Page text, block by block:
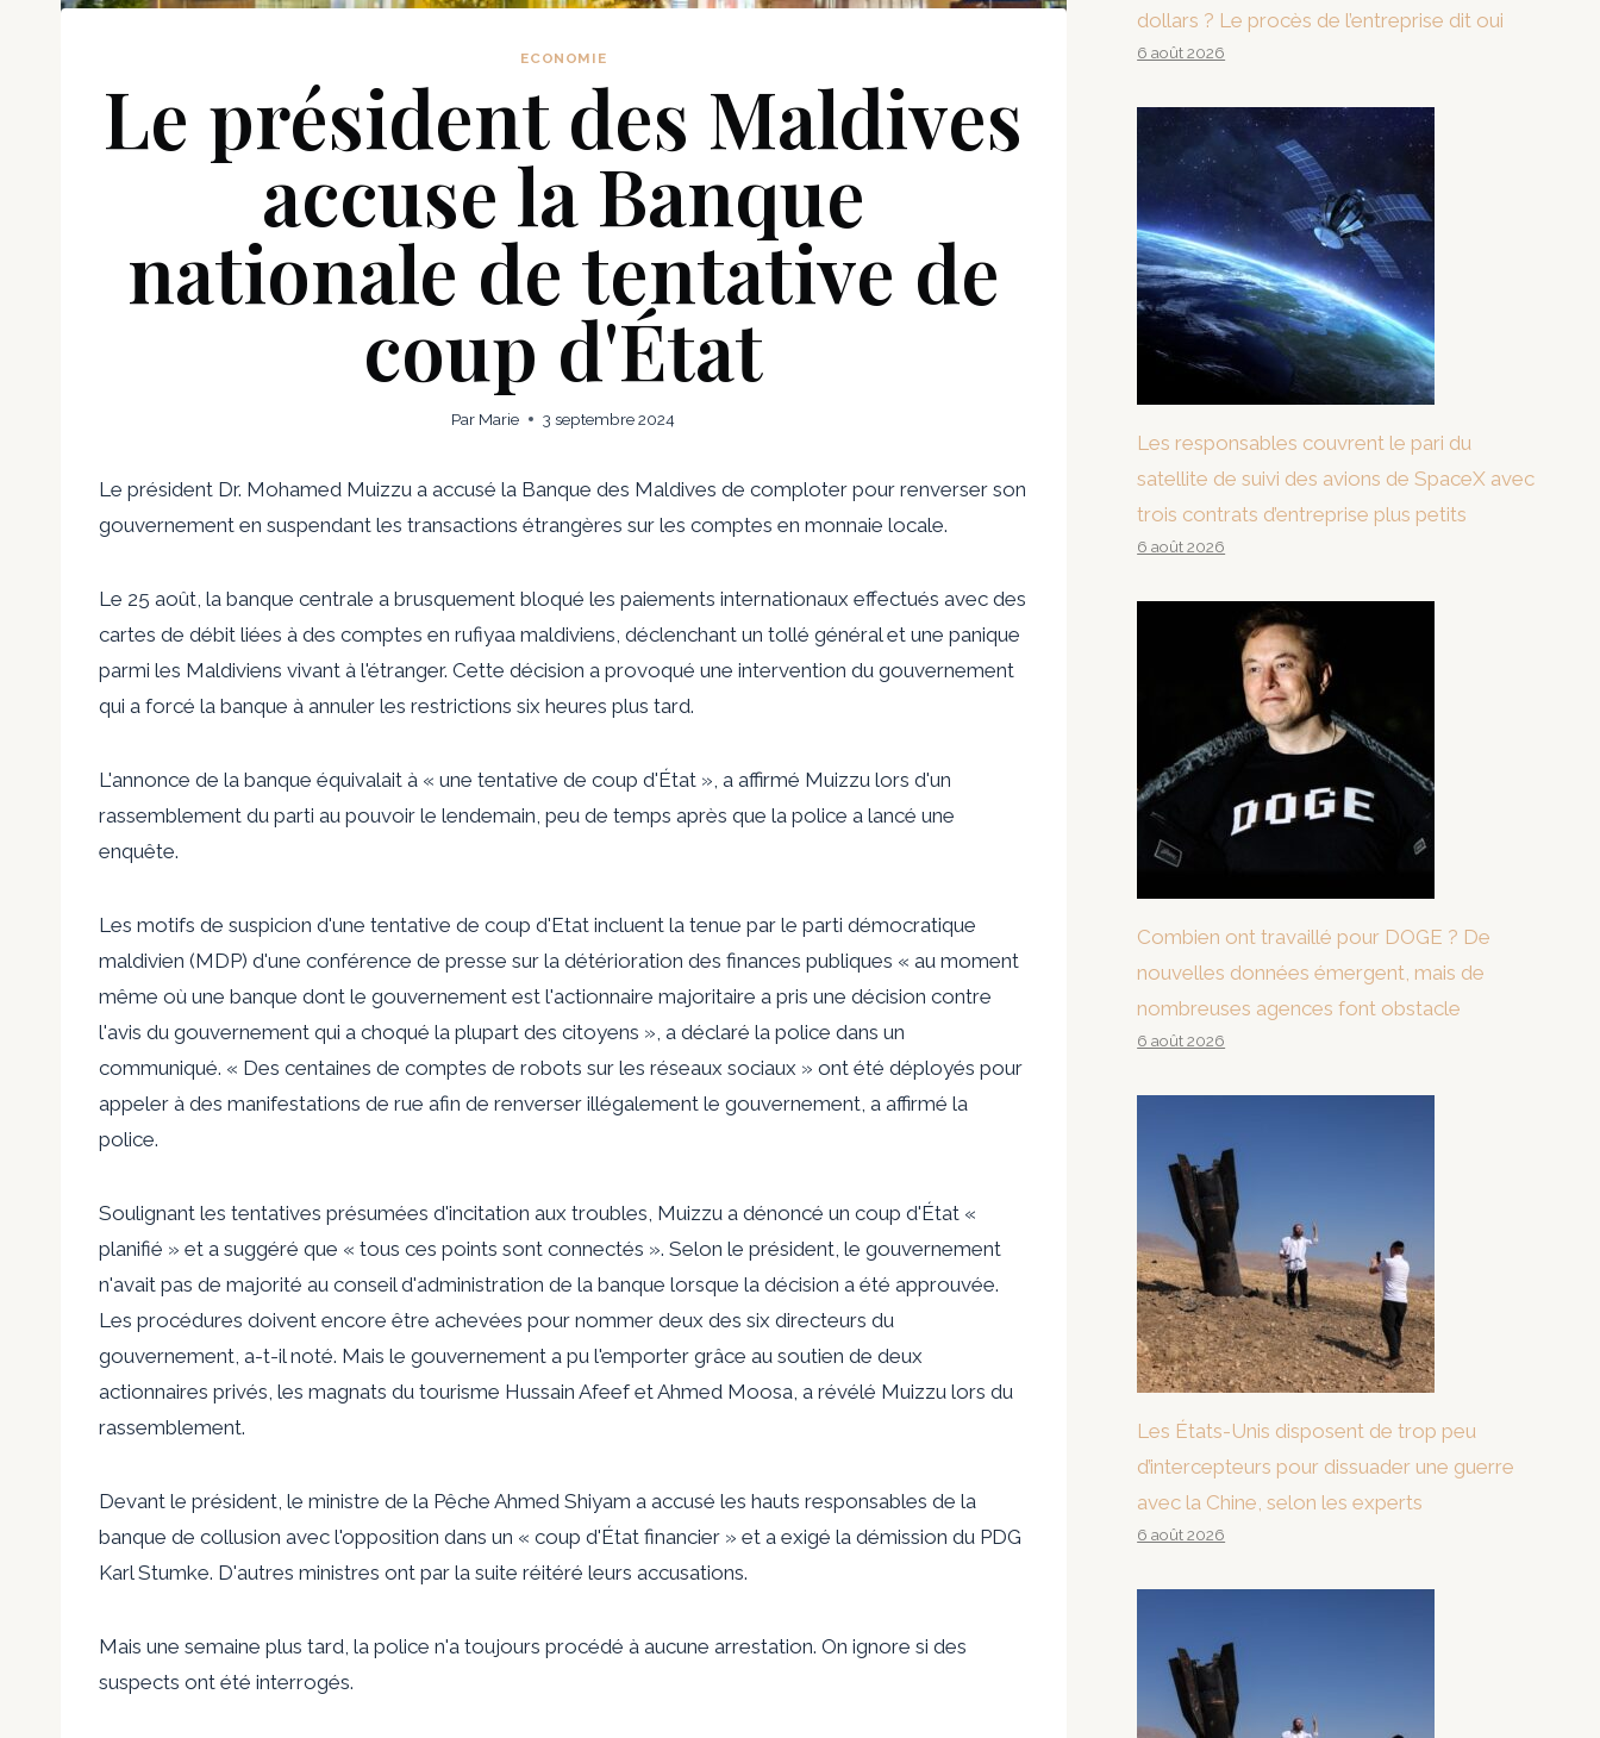
ECONOMIE
Le président des Maldives
accuse la Banque
nationale de tentative de
coup d'État
Par Marie 3 septembre 2024
Le président Dr. Mohamed Muizzu a accusé la Banque des Maldives de comploter pour renverser son
gouvernement en suspendant les transactions étrangères sur les comptes en monnaie locale.
Le 25 août, la banque centrale a brusquement bloqué les paiements internationaux effectués avec des
cartes de débit liées à des comptes en rufiyaa maldiviens, déclenchant un tollé général et une panique
parmi les Maldiviens vivant à l'étranger. Cette décision a provoqué une intervention du gouvernement
qui a forcé la banque à annuler les restrictions six heures plus tard.
L'annonce de la banque équivalait à « une tentative de coup d'État », a affirmé Muizzu lors d'un
rassemblement du parti au pouvoir le lendemain, peu de temps après que la police a lancé une
enquête.
Les motifs de suspicion d'une tentative de coup d'Etat incluent la tenue par le parti démocratique
maldivien (MDP) d'une conférence de presse sur la détérioration des finances publiques « au moment
même où une banque dont le gouvernement est l'actionnaire majoritaire a pris une décision contre
l'avis du gouvernement qui a choqué la plupart des citoyens », a déclaré la police dans un
communiqué. « Des centaines de comptes de robots sur les réseaux sociaux » ont été déployés pour
appeler à des manifestations de rue afin de renverser illégalement le gouvernement, a affirmé la
police.
Soulignant les tentatives présumées d'incitation aux troubles, Muizzu a dénoncé un coup d'État «
planifié » et a suggéré que « tous ces points sont connectés ». Selon le président, le gouvernement
n'avait pas de majorité au conseil d'administration de la banque lorsque la décision a été approuvée.
Les procédures doivent encore être achevées pour nommer deux des six directeurs du
gouvernement, a-t-il noté. Mais le gouvernement a pu l'emporter grâce au soutien de deux
actionnaires privés, les magnats du tourisme Hussain Afeef et Ahmed Moosa, a révélé Muizzu lors du
rassemblement.
Devant le président, le ministre de la Pêche Ahmed Shiyam a accusé les hauts responsables de la
banque de collusion avec l'opposition dans un « coup d'État financier » et a exigé la démission du PDG
Karl Stumke. D'autres ministres ont par la suite réitéré leurs accusations.
Mais une semaine plus tard, la police n'a toujours procédé à aucune arrestation. On ignore si des
suspects ont été interrogés.
dollars ? Le procès de l’entreprise dit oui
6 août 2026
Les responsables couvrent le pari du
satellite de suivi des avions de SpaceX avec
trois contrats d’entreprise plus petits
6 août 2026
Combien ont travaillé pour DOGE ? De
nouvelles données émergent, mais de
nombreuses agences font obstacle
6 août 2026
Les États-Unis disposent de trop peu
d’intercepteurs pour dissuader une guerre
avec la Chine, selon les experts
6 août 2026